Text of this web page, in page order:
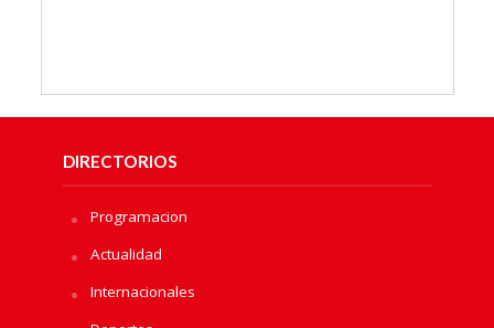
DIRECTORIOS
Programacion
Actualidad
Internacionales